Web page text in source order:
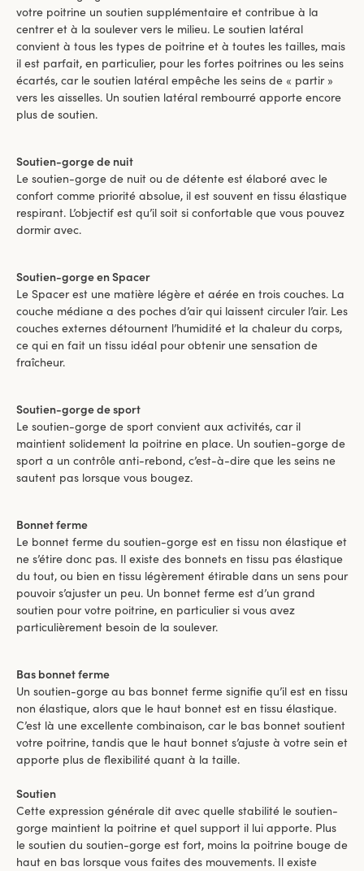
votre poitrine un soutien supplémentaire et contribue à la
centrer et à la soulever vers le milieu. Le soutien latéral
convient à tous les types de poitrine et à toutes les tailles, mais
il est parfait, en particulier, pour les fortes poitrines ou les seins
écartés, car le soutien latéral empêche les seins de « partir »
vers les aisselles. Un soutien latéral rembourré apporte encore
plus de soutien.
Soutien-gorge de nuit
Le soutien-gorge de nuit ou de détente est élaboré avec le
confort comme priorité absolue, il est souvent en tissu élastique
respirant. L’objectif est qu’il soit si confortable que vous pouvez
dormir avec.
Soutien-gorge en Spacer
Le Spacer est une matière légère et aérée en trois couches. La
couche médiane a des poches d’air qui laissent circuler l’air. Les
couches externes détournent l’humidité et la chaleur du corps,
ce qui en fait un tissu idéal pour obtenir une sensation de
fraîcheur.
Soutien-gorge de sport
Le soutien-gorge de sport convient aux activités, car il
maintient solidement la poitrine en place. Un soutien-gorge de
sport a un contrôle anti-rebond, c’est-à-dire que les seins ne
sautent pas lorsque vous bougez.
Bonnet ferme
Le bonnet ferme du soutien-gorge est en tissu non élastique et
ne s’étire donc pas. Il existe des bonnets en tissu pas élastique
du tout, ou bien en tissu légèrement étirable dans un sens pour
pouvoir s’ajuster un peu. Un bonnet ferme est d’un grand
soutien pour votre poitrine, en particulier si vous avez
particulièrement besoin de la soulever.
Bas bonnet ferme
Un soutien-gorge au bas bonnet ferme signifie qu’il est en tissu
non élastique, alors que le haut bonnet est en tissu élastique.
C’est là une excellente combinaison, car le bas bonnet soutient
votre poitrine, tandis que le haut bonnet s’ajuste à votre sein et
apporte plus de flexibilité quant à la taille.
Soutien
Cette expression générale dit avec quelle stabilité le soutien-
gorge maintient la poitrine et quel support il lui apporte. Plus
le soutien du soutien-gorge est fort, moins la poitrine bouge de
haut en bas lorsque vous faites des mouvements. Il existe